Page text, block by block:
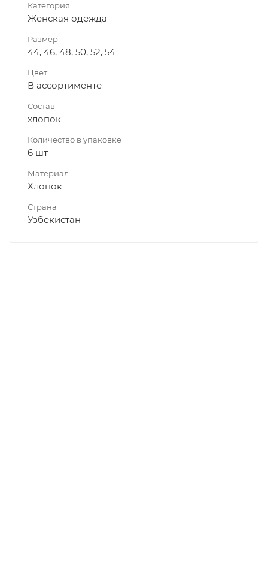
Категория
Женская одежда
Размер
44, 46, 48, 50, 52, 54
Цвет
В ассортименте
Состав
хлопок
Количество в упаковке
6 шт
Материал
Хлопок
Страна
Узбекистан